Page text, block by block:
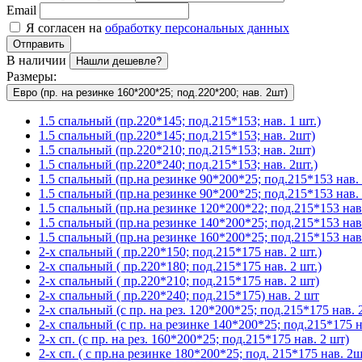
Email
Я согласен на обработку персональных данных
Отправить
В наличии Нашли дешевле?
Размеры:
Евро (пр. на резинке 160*200*25; под.220*200; нав. 2шт)
1.5 спальный (пр.220*145; под.215*153; нав. 1 шт.)
1.5 спальный (пр.220*145; под.215*153; нав. 2шт)
1.5 спальный (пр.220*210; под.215*153; нав. 2шт)
1.5 спальный (пр.220*240; под.215*153; нав. 2шт.)
1.5 спальный (пр.на резинке 90*200*25; под.215*153
1.5 спальный (пр.на резинке 90*200*25; под.215*153
1.5 спальный (пр.на резинке 120*200*22; под.215*153
1.5 спальный (пр.на резинке 140*200*25; под.215*153
1.5 спальный (пр.на резинке 160*200*25; под.215*153
2-х спальный ( пр.220*150; под.215*175 нав. 2 шт.)
2-х спальный ( пр.220*180; под.215*175 нав. 2 шт.)
2-х спальный ( пр.220*210; под.215*175 нав. 2 шт)
2-х спальный ( пр.220*240; под.215*175) нав. 2 шт
2-х спальный (с пр. на рез. 120*200*25; под.215*175 нав.
2-х спальный (с пр. на резинке 140*200*25; под.215*175
2-х сп. (с пр. на рез. 160*200*25; под.215*175 нав. 2 шт)
2-х сп. ( с пр.на резинке 180*200*25; под. 215*175 нав.